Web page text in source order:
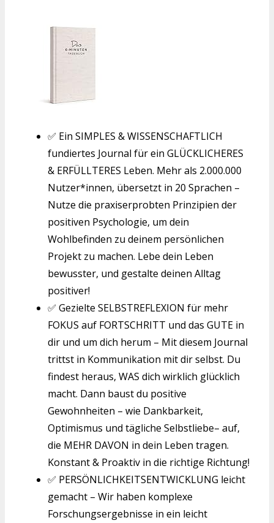
✅ Ein SIMPLES & WISSENSCHAFTLICH
fundiertes Journal für ein GLÜCKLICHERES
& ERFÜLLTERES Leben. Mehr als 2.000.000
Nutzer*innen, übersetzt in 20 Sprachen –
Nutze die praxiserprobten Prinzipien der
positiven Psychologie, um dein
Wohlbefinden zu deinem persönlichen
Projekt zu machen. Lebe dein Leben
bewusster, und gestalte deinen Alltag
positiver!
✅ Gezielte SELBSTREFLEXION für mehr
FOKUS auf FORTSCHRITT und das GUTE in
dir und um dich herum – Mit diesem Journal
trittst in Kommunikation mit dir selbst. Du
findest heraus, WAS dich wirklich glücklich
macht. Dann baust du positive
Gewohnheiten – wie Dankbarkeit,
Optimismus und tägliche Selbstliebe– auf,
die MEHR DAVON in dein Leben tragen.
Konstant & Proaktiv in die richtige Richtung!
✅ PERSÖNLICHKEITSENTWICKLUNG leicht
gemacht – Wir haben komplexe
Forschungsergebnisse in ein leicht